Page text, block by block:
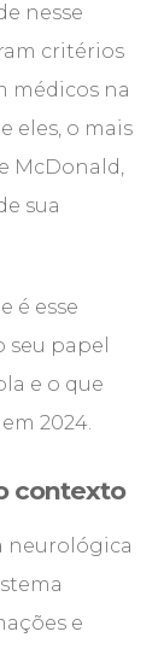
nesse
critérios
médicos na
eles, o mais
McDonald,
sua
é esse
papel
e o que
2024.
contexto
neurológica
e